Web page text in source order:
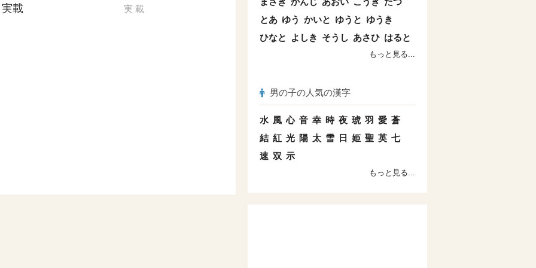
実載 実 載
とあ ゆう かいと ゆうと ゆうき
ひなと
よしき そうし あさひ はると
もっと見る...
男の子の人気の漢字
水 風 心 音 幸 時 夜 琥 羽 愛 蒼
結 紅 光 陽 太 雪 日 姫 聖 英 七
速 双 示
もっと見る...